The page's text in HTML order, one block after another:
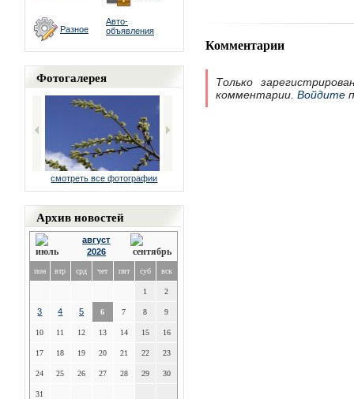
Разное
Авто-
объявления
Фотогалерея
смотреть все фотографии
Архив новостей
август
2026
пон втр срд чет пят суб вск
1 2
3 4 5 6 7 8 9
10 11 12 13 14 15 16
17 18 19 20 21 22 23
24 25 26 27 28 29 30
31
Комментарии
Только
комментарии. Войдите